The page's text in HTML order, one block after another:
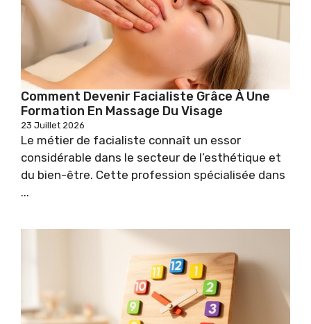
Comment Devenir Facialiste Grâce À Une
Formation En Massage Du Visage
23 Juillet 2026
Le métier de facialiste connaît un essor
considérable dans le secteur de l’esthétique et
du bien-être. Cette profession spécialisée dans
...